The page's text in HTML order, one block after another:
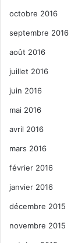
octobre 2016
septembre 2016
août 2016
juillet 2016
juin 2016
mai 2016
avril 2016
mars 2016
février 2016
janvier 2016
décembre 2015
novembre 2015